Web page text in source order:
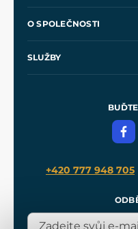
Velkoobchod
O SPOLEČNOSTI
SLUŽBY
Meče pro Kingdom
+420 777 948 705